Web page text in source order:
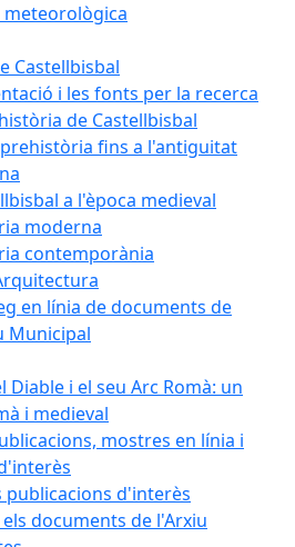
meteorològica
Castellbisbal
i les fonts per la recerca
de Castellbisbal
fins a l'antiguitat
a l'època medieval
moderna
contemporània
en línia de documents de
Municipal
Diable i el seu Arc Romà: un
i medieval
mostres en línia i
publicacions d'interès
documents de l'Arxiu